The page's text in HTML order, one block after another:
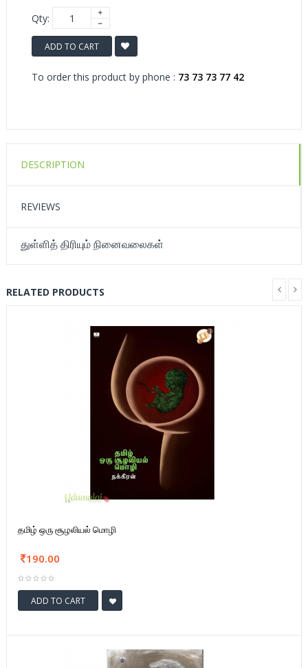
Qty:
ADD TO CART
To order this product by phone : 73 73 73 77 42
DESCRIPTION
REVIEWS
துள்ளித் திரியும் நினைவலைகள்
RELATED PRODUCTS
தமிழ் ஒரு சூழலியல் மொழி
190.00
ADD TO CART